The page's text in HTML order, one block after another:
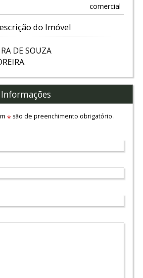
comercial
do Imóvel
DE SOUZA
*são de preenchimento obrigatório.